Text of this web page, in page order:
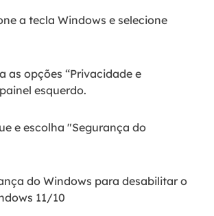
a tecla Windows e selecione
as opções “Privacidade e
esquerdo.
e escolha "Segurança do